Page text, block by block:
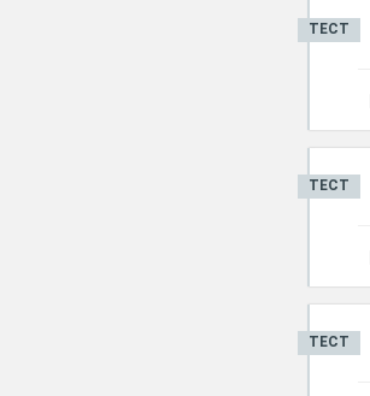
ТЕСТ
ТЕСТ
ТЕСТ